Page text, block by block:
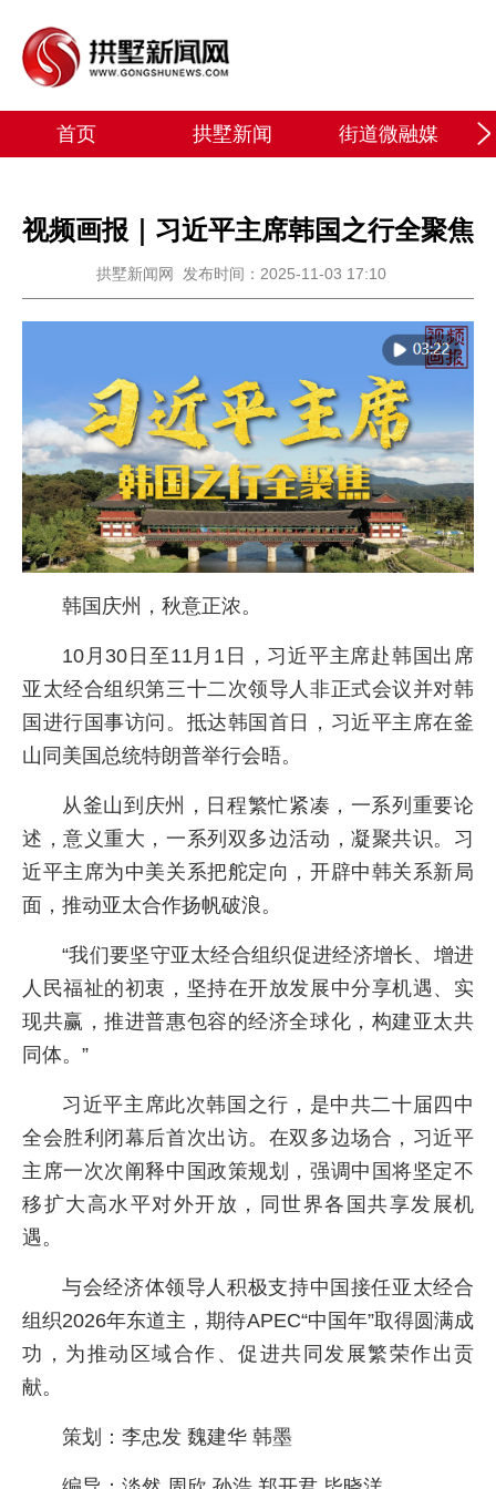
首页 拱墅新闻 街道微融媒
视频画报｜习近平主席韩国之行全聚焦
拱墅新闻网 发布时间：2025-11-03 17:10
韩国庆州，秋意正浓。
10月30日至11月1日，习近平主席赴韩国出席
亚太经合组织第三十二次领导人非正式会议并对韩
国进行国事访问。抵达韩国首日，习近平主席在釜
山同美国总统特朗普举行会晤。
从釜山到庆州，日程繁忙紧凑，一系列重要论
述，意义重大，一系列双多边活动，凝聚共识。习
近平主席为中美关系把舵定向，开辟中韩关系新局
面，推动亚太合作扬帆破浪。
“我们要坚守亚太经合组织促进经济增长、增进
人民福祉的初衷，坚持在开放发展中分享机遇、实
现共赢，推进普惠包容的经济全球化，构建亚太共
同体。”
习近平主席此次韩国之行，是中共二十届四中
全会胜利闭幕后首次出访。在双多边场合，习近平
主席一次次阐释中国政策规划，强调中国将坚定不
移扩大高水平对外开放，同世界各国共享发展机
遇。
与会经济体领导人积极支持中国接任亚太经合
组织2026年东道主，期待APEC“中国年”取得圆满成
功，为推动区域合作、促进共同发展繁荣作出贡
献。
策划：李忠发 魏建华 韩墨